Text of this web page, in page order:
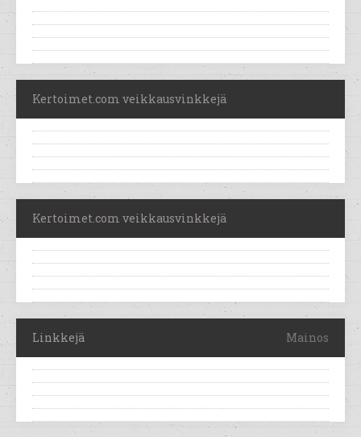
Kertoimet.com veikkausvinkkejä
Kertoimet.com veikkausvinkkejä
Linkkejä Mainos